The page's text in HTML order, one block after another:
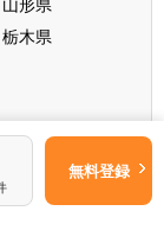
無料登録
山形県
栃木県
富山県
三重県